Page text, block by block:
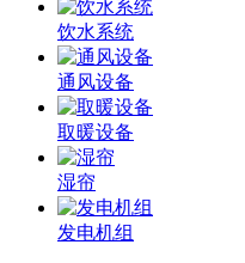
饮水系统
通风设备
取暖设备
湿帘
发电机组